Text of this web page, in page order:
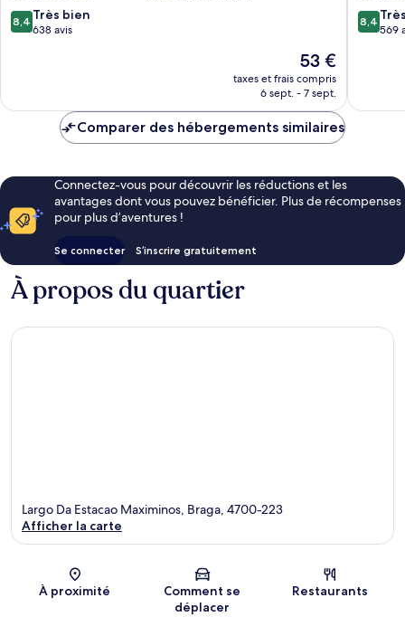
8.4
sur
8,4 Très bien
638 avis
Le
nouveau
prix
de
53 €
taxes et frais compris
6 sept. - 7 sept.
8.4
sur
8,4
569
Comparer des hébergements similaires
Connectez-vous pour découvrir les réductions et les
avantages dont vous pouvez bénéficier. Plus de récompenses
pour plus d’aventures !
Se connecter S’inscrire gratuitement
À propos du quartier
Carte
Largo Da Estacao Maximinos, Braga, 4700-223
Afficher la carte
À proximité
Comment se
déplacer
Restaurants